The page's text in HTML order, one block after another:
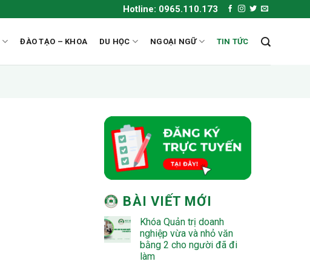
Hotline: 0965.110.173
ĐÀO TẠO – KHOA DU HỌC NGOẠI NGỮ TIN TỨC
BÀI VIẾT MỚI
Khóa Quản trị doanh
nghiệp vừa và nhỏ văn
bằng 2 cho người đã đi
làm